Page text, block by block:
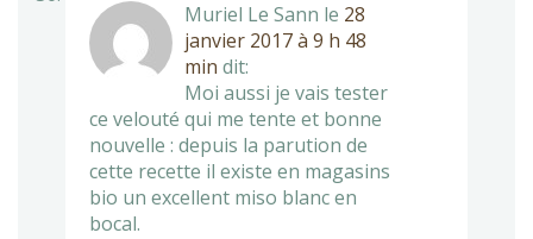
Muriel Le Sann le 28
janvier 2017 à 9 h 48
min dit:
Moi aussi je vais tester
ce velouté qui me tente et bonne
nouvelle : depuis la parution de
cette recette il existe en magasins
bio un excellent miso blanc en
bocal.